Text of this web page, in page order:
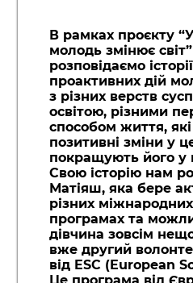
В рамках проєкту
молодь змінює
розповідаємо
проактивних дій
з різних верств
освітою, різними
способом життя,
позитивні зміни у
покращують його у
Свою історію нам
Матіяш, яка бере
різних
програмах та
дівчина зовсім
вже другий
від ESC (European